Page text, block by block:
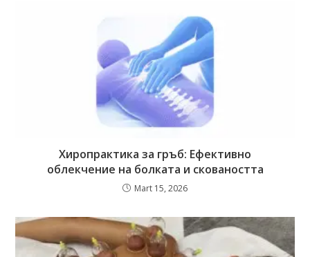
Хиропрактика за гръб: Ефективно
облекчение на болката и сковаността
Mart 15, 2026